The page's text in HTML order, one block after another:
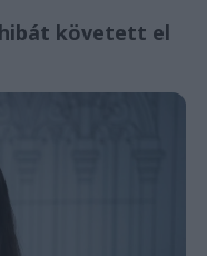
követett el